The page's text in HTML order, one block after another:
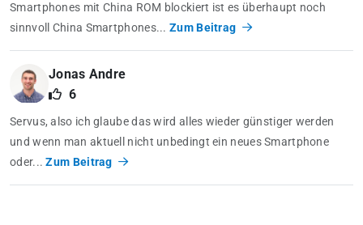
Smartphones mit China ROM blockiert ist es überhaupt noch
sinnvoll China Smartphones...Zum Beitrag
Jonas Andre
6
Servus, also ich glaube das wird alles wieder günstiger werden
und wenn man aktuell nicht unbedingt ein neues Smartphone
oder...Zum Beitrag